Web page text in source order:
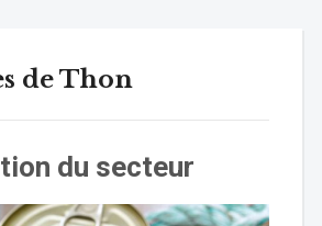
de Thon
du secteur